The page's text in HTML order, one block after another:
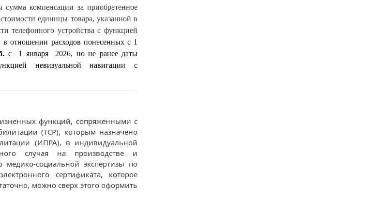
сумма компенсации за приобретенное
единицы товара, указанной в
телефонного устройства с функцией
в отношении расходов понесенных с 1
с 1 января 2026, но не ранее даты
невизуальной навигации с
функций, сопряженными с
(ТСР), которым назначено
(ИПРА), в индивидуальной
случая на производстве и
социальной экспертизы по
сертификата, которое
можно сверх этого оформить